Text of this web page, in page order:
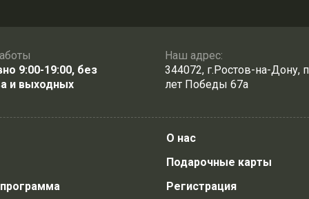
9:00-19:00, без
и выходных
Наш адрес:
344072, г.Ростов-на-Дону,
лет Победы 67а
О нас
Подарочные карты
Регистрация